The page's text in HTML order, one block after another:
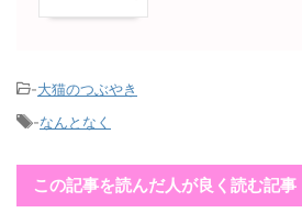
-大猫のつぶやき
-なんとなく
この記事を読んだ人が良く読む記事